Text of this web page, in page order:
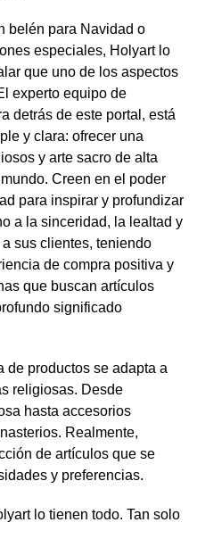
belén para Navidad o
especiales, Holyart lo
que uno de los aspectos
experto equipo de
detrás de este portal, está
y clara: ofrecer una
y arte sacro de alta
Creen en el poder
para inspirar y profundizar
a la sinceridad, la lealtad y
sus clientes, teniendo
de compra positiva y
que buscan artículos
significado
de productos se adapta a
religiosas. Desde
hasta accesorios
Realmente,
de artículos que se
y preferencias.
lo tienen todo. Tan solo